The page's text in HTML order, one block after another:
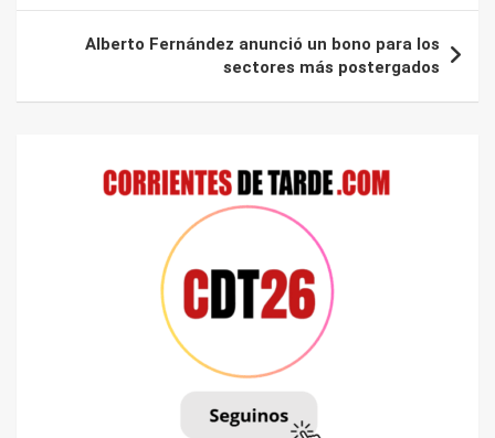
Alberto Fernández anunció un bono para los
sectores más postergados